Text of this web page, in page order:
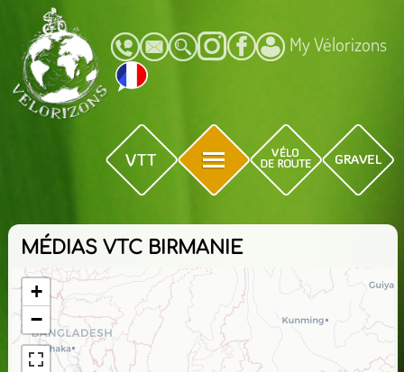
My Vélorizons
MÉDIAS VTC BIRMANIE
+
−